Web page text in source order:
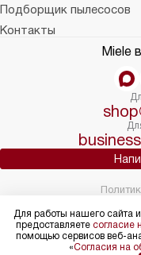
Подборщик пылесосов
Контакты
Miele
© 2004 – 2026
Для работы нашего сайта
предоставляете согласие
помощью сервисов веб-
«Согласия на